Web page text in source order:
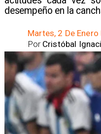
desempeño en la
Martes, 2 De
Cristóbal
Por